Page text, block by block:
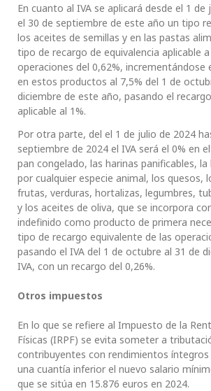
En cuanto al IVA se aplicará desde el 1
el 30 de septiembre de este año un tipo
los aceites de semillas y en las pastas
tipo de recargo de equivalencia aplicable
operaciones del 0,62%,
en estos productos al 7,5% del 1 de
diciembre de este año, pasando el
aplicable al 1%.
Por otra parte, del el 1 de julio de 2024
septiembre de 2024 el IVA será el 0% en
pan congelado, las harinas panificables, la
por cualquier especie animal, los quesos,
frutas, verduras, hortalizas, legumbres,
y los aceites de oliva, que se incorpora
indefinido como producto de primera
tipo de recargo equivalente de las
pasando el IVA del 1 de octubre al 31 de
IVA, con un recargo del 0,26%.
Otros impuestos
En lo que se refiere al Impuesto de la
Físicas (IRPF) se evita someter a
contribuyentes con rendimientos
una cuantía inferior el nuevo salario
que se sitúa en 15.876 euros en 2024.